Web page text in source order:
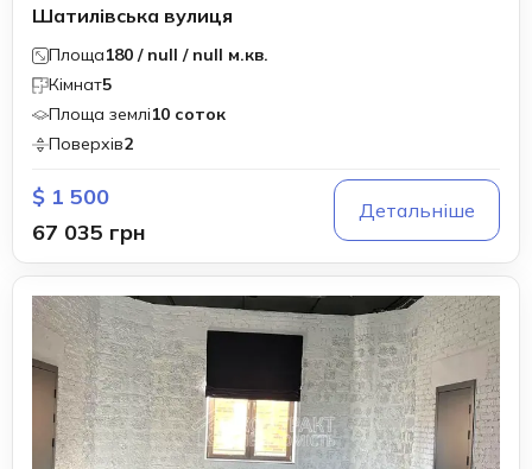
Шатилівська вулиця
Площа180 / null / null м.кв.
Кімнат5
Площа землі10 соток
Поверхів2
$ 1 500
67 035 грн
Детальніше